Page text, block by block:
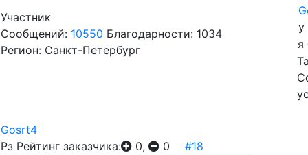
Участник
Сообщений: 10550 Благодарности: 1034
Регион: Санкт-Петербург
у
я
Gosrt4
Рз Рейтинг заказчика: 0,
0
#18